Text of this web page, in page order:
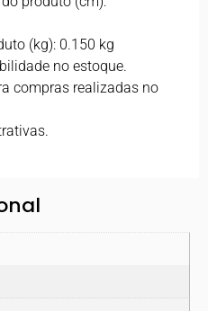
(kg): 0.150 kg
no estoque.
compras realizadas no